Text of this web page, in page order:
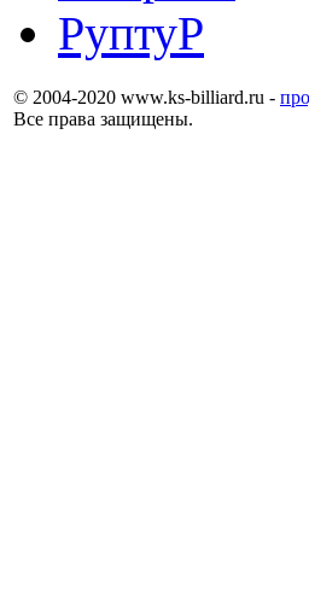
© 2004-2020 www.ks-billiard.ru -
Все права защищены.